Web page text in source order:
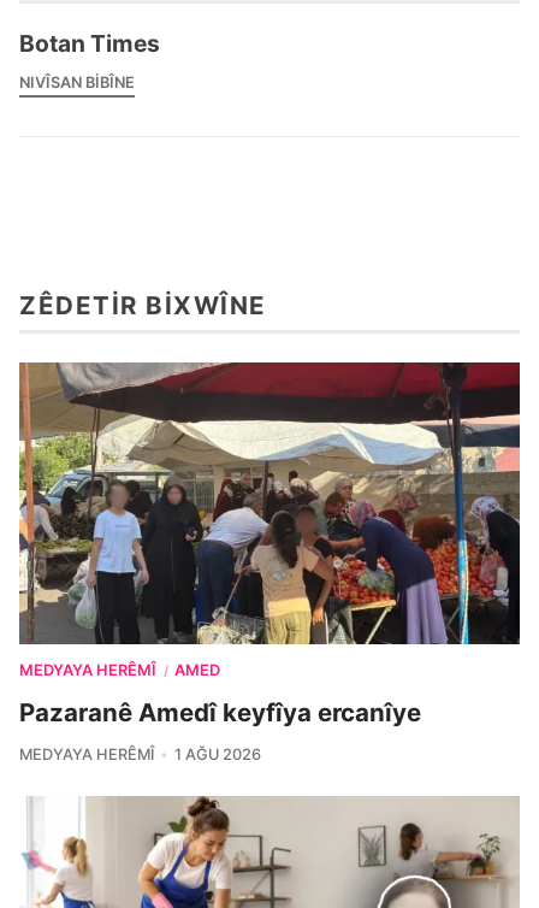
Botan Times
NIVÎSAN BIBÎNE
ZÊDETIR BIXWÎNE
MEDYAYA HERÊMÎ / AMED
Pazaranê Amedî keyfîya ercanîye
MEDYAYA HERÊMÎ 1 AĞU 2026